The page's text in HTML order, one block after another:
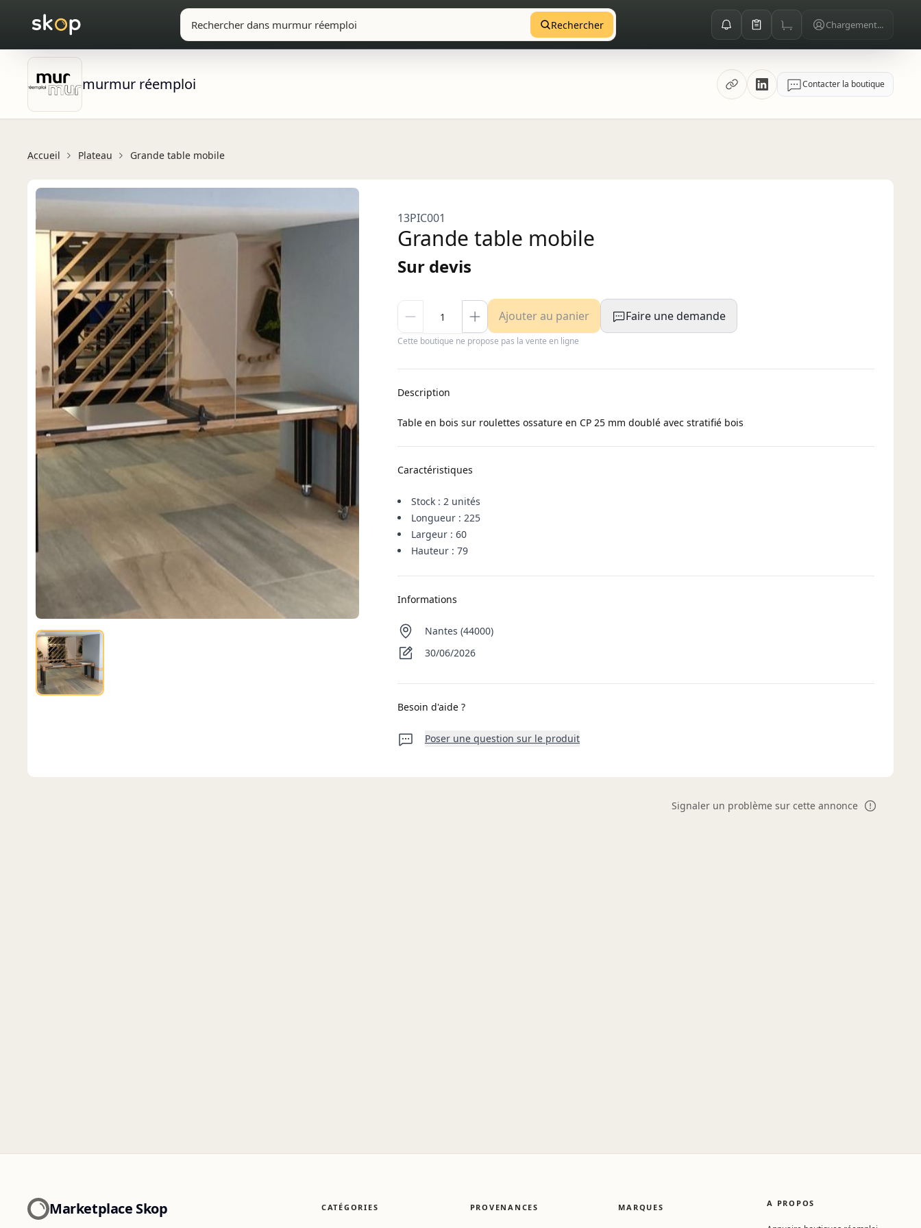
Rechercher Chargement...
murmur réemploi Contacter la boutique
Accueil Plateau Grande table mobile
13PIC001
Grande table mobile
Sur devis
Ajouter au panier Faire une demande
Cette boutique ne propose pas la vente en ligne
Description
Table en bois sur roulettes ossature en CP 25 mm doublé avec stratifié bois
Caractéristiques
Stock : 2 unités
Longueur : 225
Largeur : 60
Hauteur : 79
Informations
Nantes (44000)
30/06/2026
Besoin d'aide ?
Poser une question sur le produit
Signaler un problème sur cette annonce
Marketplace Skop CATÉGORIES PROVENANCES MARQUES A PROPOS